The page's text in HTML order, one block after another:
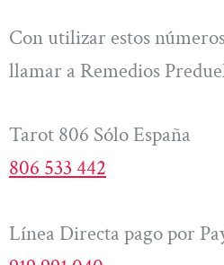
Con utilizar estos
llamar a Remedios
Tarot 806 Sólo España
806 533 442
Línea Directa pago por